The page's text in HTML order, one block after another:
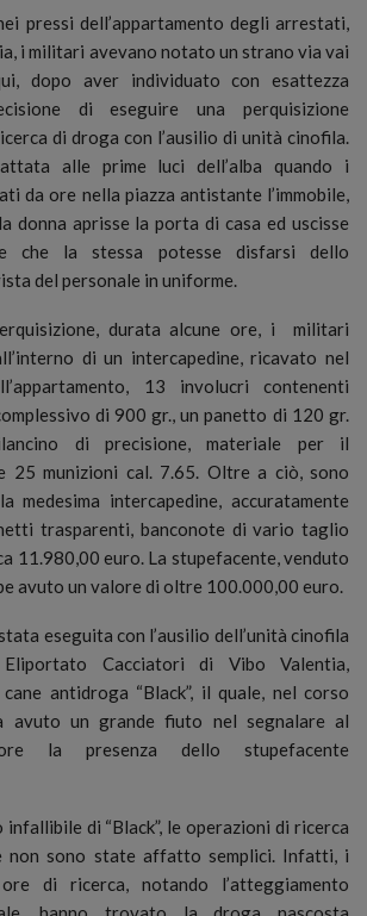
pressi dell’appartamento degli arrestati,
i militari avevano notato un strano via vai
dopo aver individuato con esattezza
di eseguire una perquisizione
di droga con l’ausilio di unità cinofila.
alle prime luci dell’alba quando i
da ore nella piazza antistante l’immobile,
donna aprisse la porta di casa ed uscisse
che la stessa potesse disfarsi dello
del personale in uniforme.
durata alcune ore, i militari
di un intercapedine, ricavato nel
13 involucri contenenti
di 900 gr., un panetto di 120 gr.
di precisione, materiale per il
25 munizioni cal. 7.65. Oltre a ciò, sono
medesima intercapedine, accuratamente
trasparenti, banconote di vario taglio
11.980,00 euro. La stupefacente, venduto
avuto un valore di oltre 100.000,00 euro.
eseguita con l’ausilio dell’unità cinofila
Eliportato Cacciatori di Vibo Valentia,
antidroga “Black”, il quale, nel corso
avuto un grande fiuto nel segnalare al
la presenza dello stupefacente
di “Black”, le operazioni di ricerca
non sono state affatto semplici. Infatti, i
di ricerca, notando l’atteggiamento